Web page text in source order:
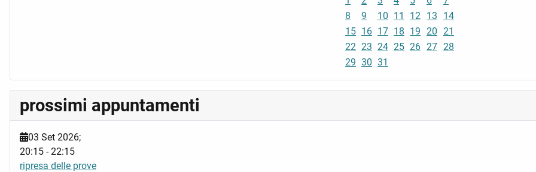
8
9 10 11 12 13
14
15 16 17 18 19 20 21
22 23 24 25 26 27 28
29 30 31
prossimi appuntamenti
03 Set 2026;
20:15 -22:15
ripresa delle prove